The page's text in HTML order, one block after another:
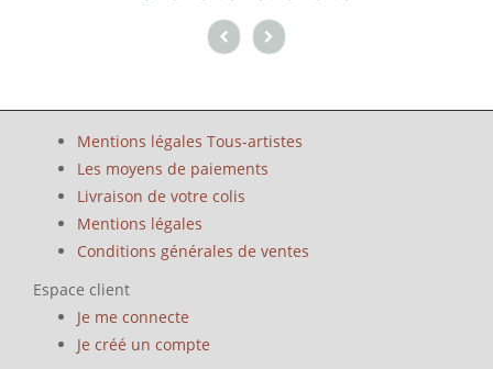
Mentions légales Tous-artistes
Les moyens de paiements
Livraison de votre colis
Mentions légales
Conditions générales de ventes
Espace client
Je me connecte
Je créé un compte